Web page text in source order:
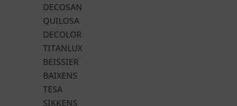
DECOSAN
QUILOSA
DECOLOR
TITANLUX
BEISSIER
BAIXENS
TESA
SIKKENS